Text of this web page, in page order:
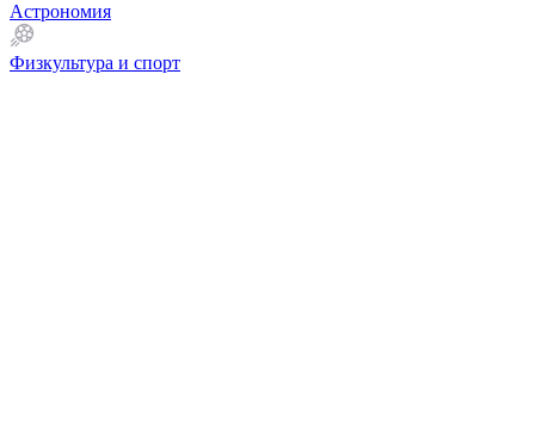
Астрономия
Физкультура и спорт